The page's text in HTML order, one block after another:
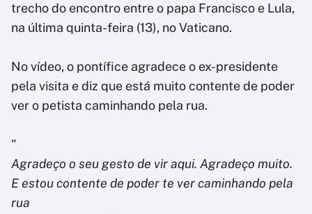
trecho do encontro entre o papa Francisco e Lula,
na última quinta-feira (13), no Vaticano.
No vídeo, o pontífice agradece o ex-presidente
pela visita e diz que está muito contente de poder
ver o petista caminhando pela rua.
"
Agradeço o seu gesto de vir aqui. Agradeço muito.
E estou contente de poder te ver caminhando pela
rua